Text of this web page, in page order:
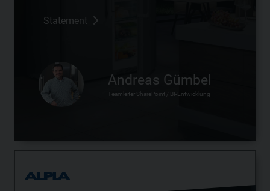
Statement
Andreas Gümbel
Teamleiter SharePoint / BI-Entwicklung